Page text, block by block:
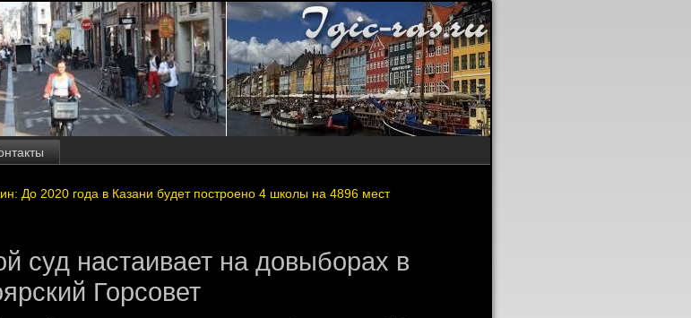
До 2020 года в Казани будет построено 4 школы на 4896 мест
суд настаивает на довыборах в
Горсовет